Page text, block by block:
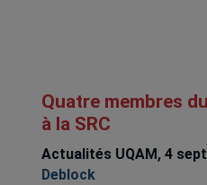
Quatre membres
à la SRC
Actualités UQAM, 4
Deblock